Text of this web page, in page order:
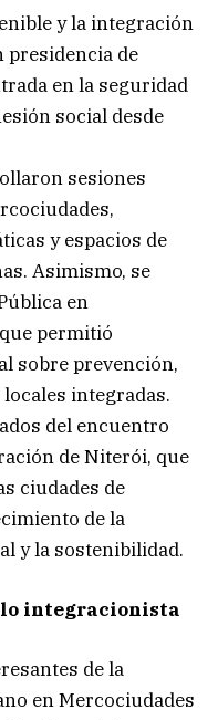
y la integración
presidencia de
en la seguridad
social desde
sesiones
y espacios de
Asimismo, se
en
permitió
sobre prevención,
integradas.
del encuentro
de Niterói, que
ciudades de
de la
y la sostenibilidad.
integracionista
de la
en Mercociudades